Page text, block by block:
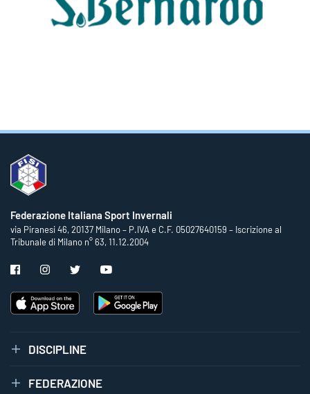
Federazione Italiana Sport Invernali
via Piranesi 46, 20137 Milano – P.IVA e C.F. 05027640159 – Iscrizione al
Tribunale di Milano n° 63, 11.12.2004
DISCIPLINE
FEDERAZIONE